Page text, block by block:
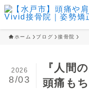
ホーム ブログ 接骨院
『人間
頭痛も
2026
8/03